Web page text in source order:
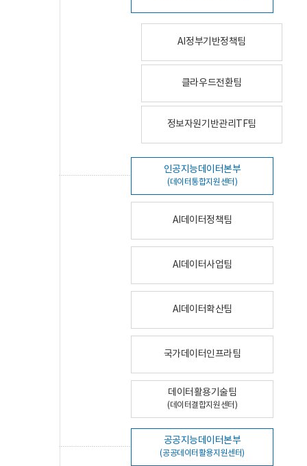
AI정부기반정책팀
클라우드전환팀
정보자원기반관리TF팀
인공지능데이터본부
(데이터통합지원센터)
AI데이터정책팀
AI데이터사업팀
AI데이터확산팀
국가데이터인프라팀
데이터활용기술팀
(데이터결합지원센터)
공공지능데이터본부
(공공데이터활용지원센터)